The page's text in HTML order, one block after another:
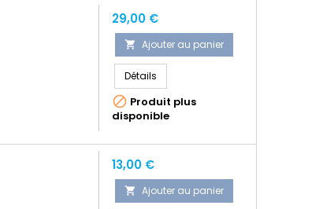
Prix
29,00 €
 Ajouter au panier
Détails
 Produit plus
disponible
Prix
13,00 €
 Ajouter au panier